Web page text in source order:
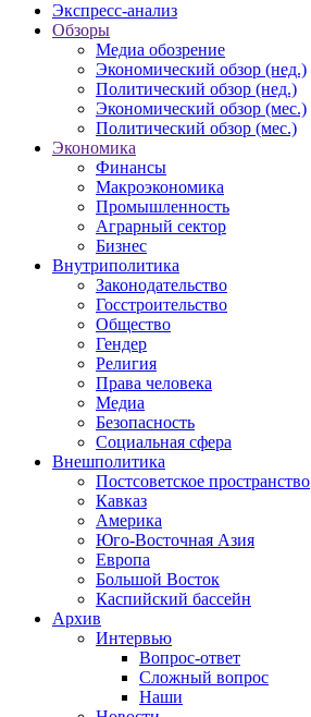
Экспресс-анализ
Обзоры
Медиа обозрение
Экономический обзор (нед.)
Политический обзор (нед.)
Экономический обзор (мес.)
Политический обзор (мес.)
Экономика
Финансы
Макроэкономика
Промышленность
Аграрный сектор
Бизнес
Внутриполитика
Законодательство
Госстроительство
Общество
Гендер
Религия
Права человека
Медиа
Безопасность
Социальная сфера
Внешполитика
Постсоветское пространство
Кавказ
Америка
Юго-Восточная Азия
Европа
Большой Восток
Каспийский бассейн
Архив
Интервью
Вопрос-ответ
Сложный вопрос
Наши